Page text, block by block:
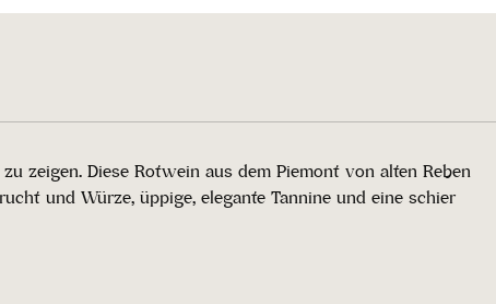
zeigen. Diese Rotwein aus dem Piemont von alten Reben
und Würze, üppige, elegante Tannine und eine schier